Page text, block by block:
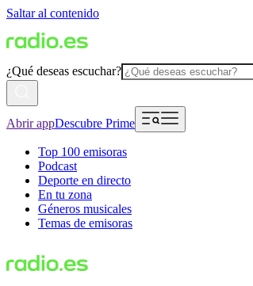
Saltar al contenido
¿Qué deseas escuchar?
Abrir appDescubre Prime
Top 100 emisoras
Podcast
Deporte en directo
En tu zona
Géneros musicales
Temas de emisoras